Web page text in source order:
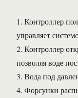
1. Контроллер
управляет
2. Контроллер
позволяя воде
3. Вода под
4. Форсунки